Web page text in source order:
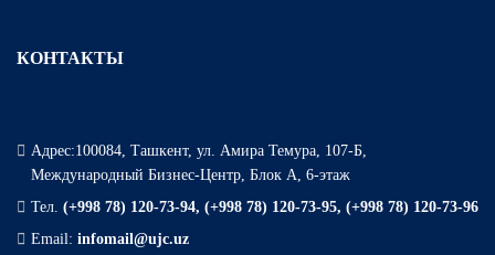
КОНТАКТЫ
Адрес:100084, Ташкент, ул. Амира Темура, 107-Б,
Международный Бизнес-Центр, Блок А, 6-этаж
Тел. (+998 78) 120-73-94, (+998 78) 120-73-95, (+998 78) 120-73-96
Email: infomail@ujc.uz